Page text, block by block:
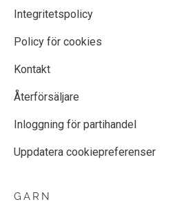
Integritetspolicy
Policy för cookies
Kontakt
Återförsäljare
Inloggning för partihandel
Uppdatera cookiepreferenser
GARN